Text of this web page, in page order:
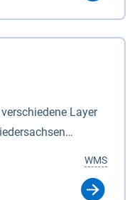
die dem
Tiden, vor allem
sind (§2 Abs.3
durch Widmung, die
ausspricht.
Layer
Wolfsterritorien im
WMS